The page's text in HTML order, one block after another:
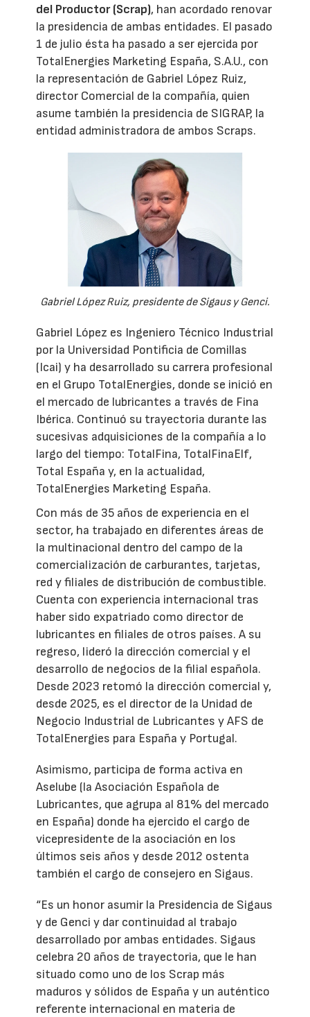
del Productor (Scrap), han acordado renovar
la presidencia de ambas entidades. El pasado
1 de julio ésta ha pasado a ser ejercida por
TotalEnergies Marketing España, S.A.U., con
la representación de Gabriel López Ruiz,
director Comercial de la compañía, quien
asume también la presidencia de SIGRAP, la
entidad administradora de ambos Scraps.
Gabriel López Ruiz, presidente de Sigaus y Genci.
Gabriel López es Ingeniero Técnico Industrial
por la Universidad Pontificia de Comillas
(Icai) y ha desarrollado su carrera profesional
en el Grupo TotalEnergies, donde se inició en
el mercado de lubricantes a través de Fina
Ibérica. Continuó su trayectoria durante las
sucesivas adquisiciones de la compañía a lo
largo del tiempo: TotalFina, TotalFinaElf,
Total España y, en la actualidad,
TotalEnergies Marketing España.
Con más de 35 años de experiencia en el
sector, ha trabajado en diferentes áreas de
la multinacional dentro del campo de la
comercialización de carburantes, tarjetas,
red y filiales de distribución de combustible.
Cuenta con experiencia internacional tras
haber sido expatriado como director de
lubricantes en filiales de otros países. A su
regreso, lideró la dirección comercial y el
desarrollo de negocios de la filial española.
Desde 2023 retomó la dirección comercial y,
desde 2025, es el director de la Unidad de
Negocio Industrial de Lubricantes y AFS de
TotalEnergies para España y Portugal.
Asimismo, participa de forma activa en
Aselube (la Asociación Española de
Lubricantes, que agrupa al 81% del mercado
en España) donde ha ejercido el cargo de
vicepresidente de la asociación en los
últimos seis años y desde 2012 ostenta
también el cargo de consejero en Sigaus.
“Es un honor asumir la Presidencia de Sigaus
y de Genci y dar continuidad al trabajo
desarrollado por ambas entidades. Sigaus
celebra 20 años de trayectoria, que le han
situado como uno de los Scrap más
maduros y sólidos de España y un auténtico
referente internacional en materia de